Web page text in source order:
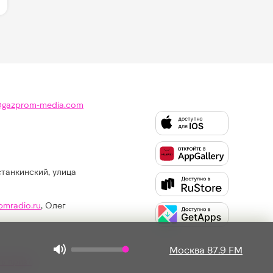
Москва 87.9 FM
media.com
улица
, Олег